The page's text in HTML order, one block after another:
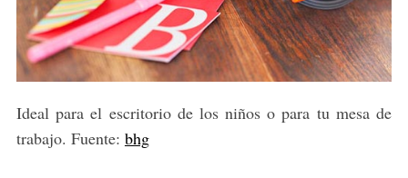
Ideal para el escritorio de los niños o para tu mesa de
trabajo. Fuente: bhg